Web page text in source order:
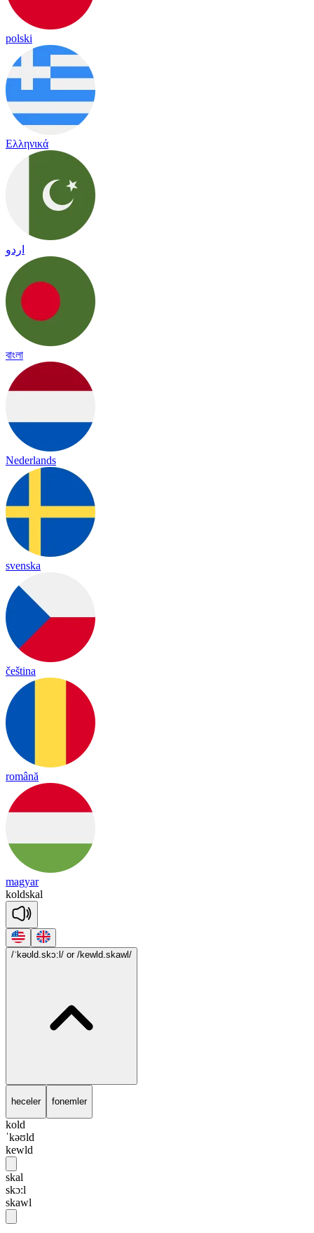
polski
Ελληνικά
اردو
বাংলা
Nederlands
svenska
čeština
română
magyar
koldskal
/ˈkəʊld.skɔ:l/ or /kewld.skawl/
heceler fonemler
kold
ˈkəʊld
kewld
skal
skɔ:l
skawl